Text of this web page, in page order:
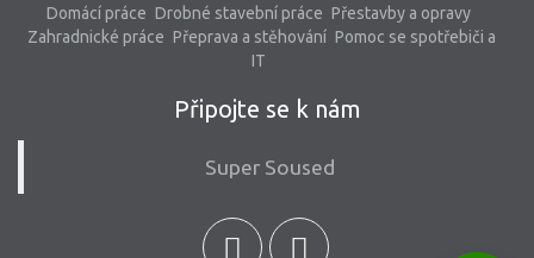
Domácí práce Drobné stavební práce Přestavby a opravy
Zahradnické práce Přeprava a stěhování Pomoc se spotřebiči a
IT
Připojte se k nám
Super Soused